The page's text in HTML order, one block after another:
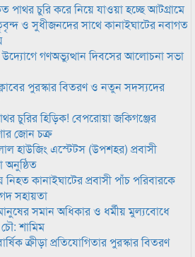
চুরি করে নিয়ে যাওয়া হচ্ছে আটগ্রামে
ও সুধীজনদের সাথে কানাইঘাটের নবাগত
উদ্যোগে গণঅভ্যুত্থান দিবসের আলোচনা সভা
পুরস্কার বিতরণ ও নতুন সদস্যদের
চুরির হিড়িক! বেপরোয়া জকিগঞ্জের
জোন চক্র
হাউজিং এস্টেটস (উপশহর) প্রবাসী
অনুষ্ঠিত
কানাইঘাটের প্রবাসী পাঁচ পরিবারকে
সহায়তা
সমান অধিকার ও ধর্মীয় মুল্যবোধে
শামিম
ক্রীড়া প্রতিযোগিতার পুরস্কার বিতরণ